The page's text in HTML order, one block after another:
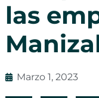
las
Marzo 1, 2023